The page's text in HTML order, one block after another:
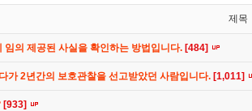
제목
의 제공된 사실을 확인하는 방법입니다. [484]
가 2년간의 보호관찰을 선고받았던 사람입니다. [1,011]
[933]